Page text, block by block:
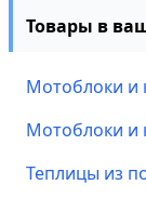
Товары в
Мотоблоки и
Мотоблоки и
Теплицы из